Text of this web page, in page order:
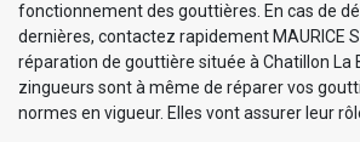
fonctionnement des gouttières. En cas de
dernières, contactez rapidement MAURICE
réparation de gouttière située à Chatillon La
zingueurs sont à même de réparer vos
normes en vigueur. Elles vont assurer leur